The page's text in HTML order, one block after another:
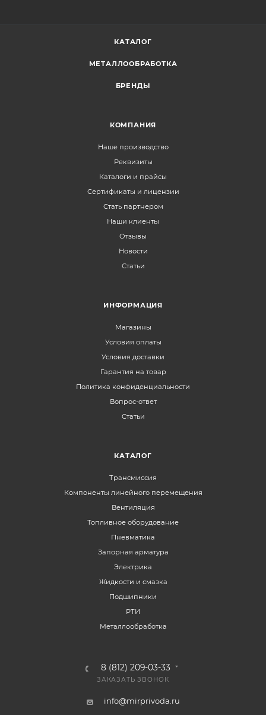
КАТАЛОГ
МЕТАЛЛООБРАБОТКА
БРЕНДЫ
КОМПАНИЯ
Наше производство
Реквизиты
Каталоги и прайсы
Сертификаты и лицензии
Стать партнером
Наши клиенты
Отзывы
Новости
Статьи
ИНФОРМАЦИЯ
Магазины
Условия оплаты
Условия доставки
Гарантия на товар
Политика конфиденциальности
Вопрос-ответ
Статьи
КАТАЛОГ
Трансмиссия
Компоненты линейного перемещения
Вентиляция
Топливное оборудование
Пневматика
Запорная арматура
Электрика
Жидкости и смазка
Подшипники
РТИ
Металлообработка
8 (812) 209-03-33
ЗАКАЗАТЬ ЗВОНОК
info@mirprivoda.ru